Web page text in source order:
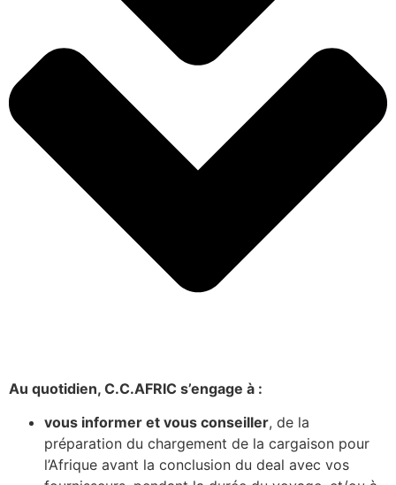
Au quotidien, C.C.AFRIC s’engage à :
vous informer et vous conseiller, de la
préparation du chargement de la cargaison pour
l’Afrique avant la conclusion du deal avec vos